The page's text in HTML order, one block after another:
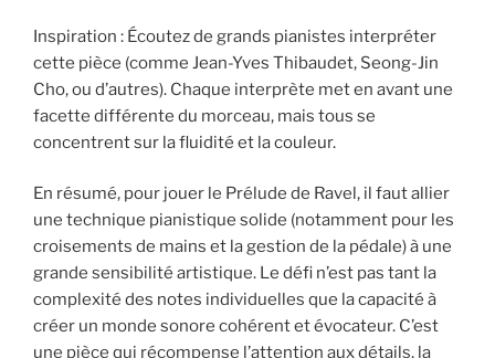
Inspiration : Écoutez de grands pianistes interpréter
cette pièce (comme Jean-Yves Thibaudet, Seong-Jin
Cho, ou d’autres). Chaque interprète met en avant une
facette différente du morceau, mais tous se
concentrent sur la fluidité et la couleur.
En résumé, pour jouer le Prélude de Ravel, il faut allier
une technique pianistique solide (notamment pour les
croisements de mains et la gestion de la pédale) à une
grande sensibilité artistique. Le défi n’est pas tant la
complexité des notes individuelles que la capacité à
créer un monde sonore cohérent et évocateur. C’est
une pièce qui récompense l’attention aux détails, la